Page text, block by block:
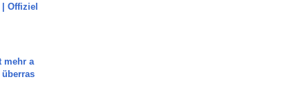
Offiziel
mehr a
überras